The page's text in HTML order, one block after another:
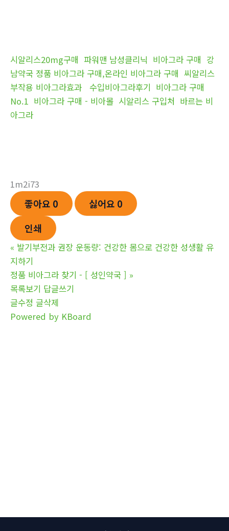
시알리스20mg구매 파워맨 남성클리닉 비아그라 구매 강
남약국 정품 비아그라 구매,온라인 비아그라 구매 씨알리스
부작용 비아그라효과
수입비아그라후기 비아그라 구매
No.1 비아그라 구매 - 비아몰 시알리스 구입처 바르는 비
아그라
1m2i73
좋아요 0 싫어요 0
인쇄
« 발기부전과 권장 운동량: 건강한 몸으로 건강한 성생활 유
지하기
정품 비아그라 찾기 - [ 성인약국 ] »
목록보기 답글쓰기
글수정 글삭제
Powered by KBoard